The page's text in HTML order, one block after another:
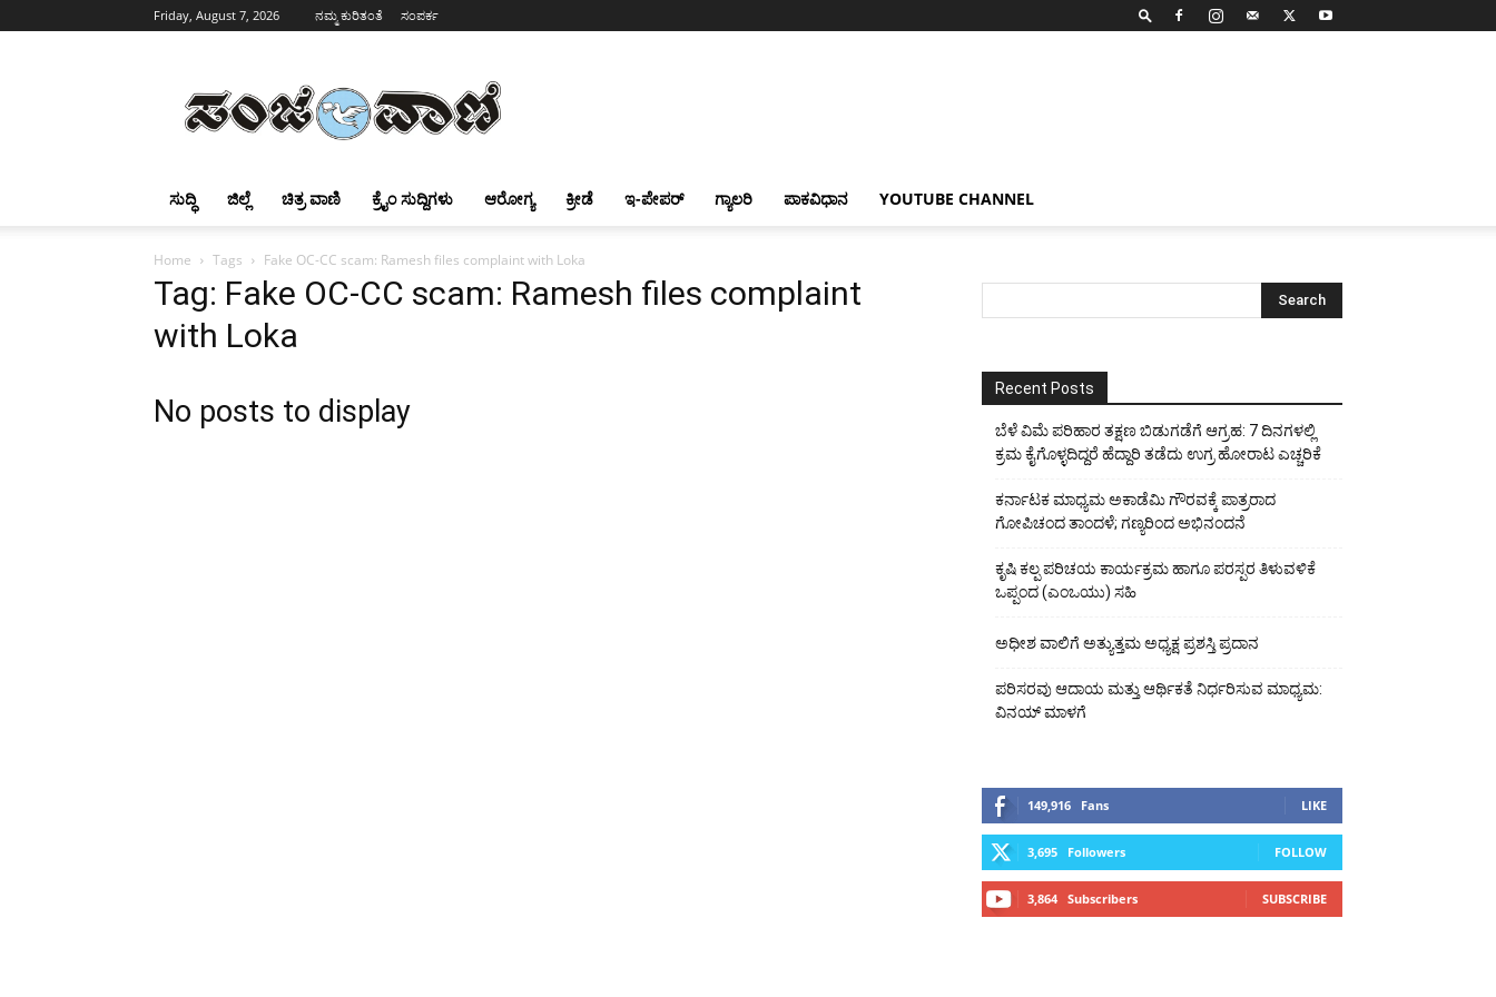
Friday, August 7, 2026 ನಮ್ಮ ಕುರಿತಂತೆ ಸಂಪರ್ಕ
ಸುದ್ಧಿ ಜಿಲ್ಲೆ ಚಿತ್ರ ವಾಣಿ ಕ್ರೈಂ ಸುದ್ದಿಗಳು ಆರೋಗ್ಯ ಕ್ರೀಡೆ ಇ-ಪೇಪರ್ ಗ್ಯಾಲರಿ ಪಾಕವಿಧಾನ YOUTUBE CHANNEL
Home Tags Fake OC-CC scam: Ramesh files complaint with Loka
Tag: Fake OC-CC scam: Ramesh files complaint
with Loka
No posts to display
Recent Posts
ಬೆಳೆ ವಿಮೆ ಪರಿಹಾರ ತಕ್ಷಣ ಬಿಡುಗಡೆಗೆ ಆಗ್ರಹ: 7 ದಿನಗಳಲ್ಲಿ
ಕ್ರಮ ಕೈಗೊಳ್ಳದಿದ್ದರೆ ಹೆದ್ದಾರಿ ತಡೆದು ಉಗ್ರ ಹೋರಾಟ ಎಚ್ಚರಿಕೆ
ಕರ್ನಾಟಕ ಮಾಧ್ಯಮ ಅಕಾಡೆಮಿ ಗೌರವಕ್ಕೆ ಪಾತ್ರರಾದ
ಗೋಪಿಚಂದ ತಾಂದಳೆ; ಗಣ್ಯರಿಂದ ಅಭಿನಂದನೆ
ಕೃಷಿ ಕಲ್ಪ ಪರಿಚಯ ಕಾರ್ಯಕ್ರಮ ಹಾಗೂ ಪರಸ್ಪರ ತಿಳುವಳಿಕೆ
ಒಪ್ಪಂದ (ಎಂಒಯು) ಸಹಿ
ಅಧೀಶ ವಾಲಿಗೆ ಅತ್ಯುತ್ತಮ ಅಧ್ಯಕ್ಷ ಪ್ರಶಸ್ತಿ ಪ್ರದಾನ
ಪರಿಸರವು ಆದಾಯ ಮತ್ತು ಆರ್ಥಿಕತೆ ನಿರ್ಧರಿಸುವ ಮಾಧ್ಯಮ:
ವಿನಯ್ ಮಾಳಗೆ
149,916 Fans LIKE
3,695 Followers FOLLOW
3,864 Subscribers SUBSCRIBE